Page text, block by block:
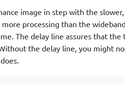
image in step with the
processing than the
The delay line assures that the
the delay line, you might